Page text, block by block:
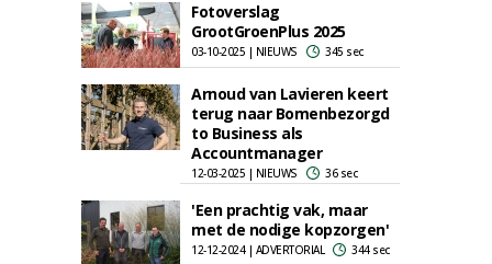
Fotoverslag
GrootGroenPlus 2025
03-10-2025 | NIEUWS 345 sec
Arnoud van Lavieren keert
terug naar Bomenbezorgd
to Business als
Accountmanager
12-03-2025 | NIEUWS 36 sec
'Een prachtig vak, maar
met de nodige kopzorgen'
12-12-2024 | ADVERTORIAL 344 sec